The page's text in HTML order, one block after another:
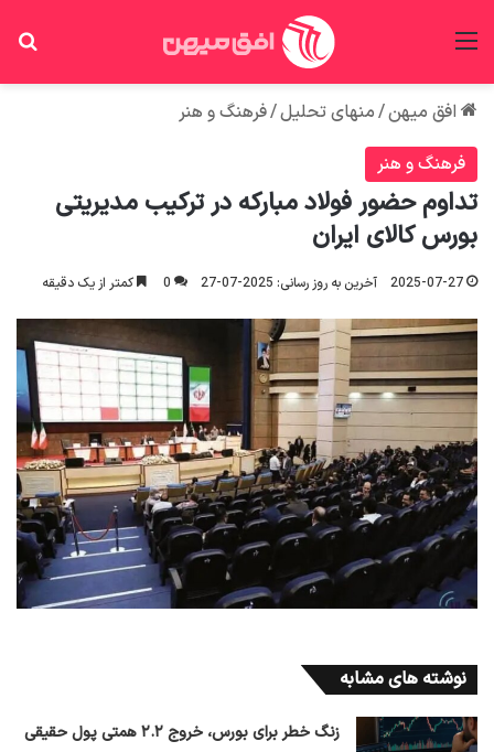
افق میهن/منهای تحلیل/فرهنگ و هنر
فرهنگ و هنر
تداوم حضور فولاد مبارکه در ترکیب مدیریتی
بورس کالای ایران
2025-07-27 آخرین به روز رسانی: 2025-07-27 0 کمتر از یک دقیقه
نوشته های مشابه
زنگ خطر برای بورس، خروج ۲.۲ همتی پول حقیقی